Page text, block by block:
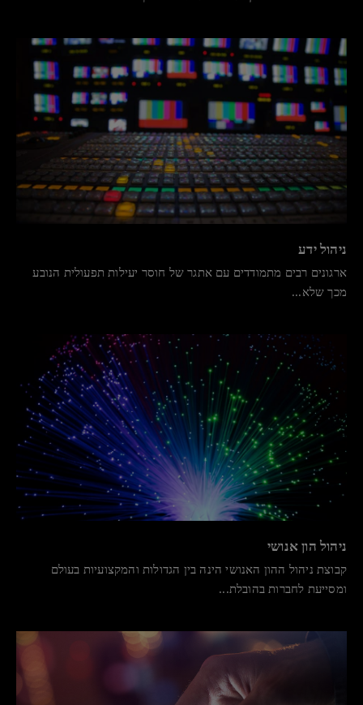
ניהול ידע
ארגונים רבים מתמודדים עם אתגר של חוסר יעילות תפעולית הנובע
מכך שלא...
ניהול הון אנושי
קבוצת ניהול ההון האנושי הינה בין הגדולות והמקצועיות בעולם
ומסייעת לחברות בהובלת...